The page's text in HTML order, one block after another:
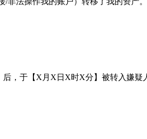
，于【X月X日X时X分】被转入嫌疑